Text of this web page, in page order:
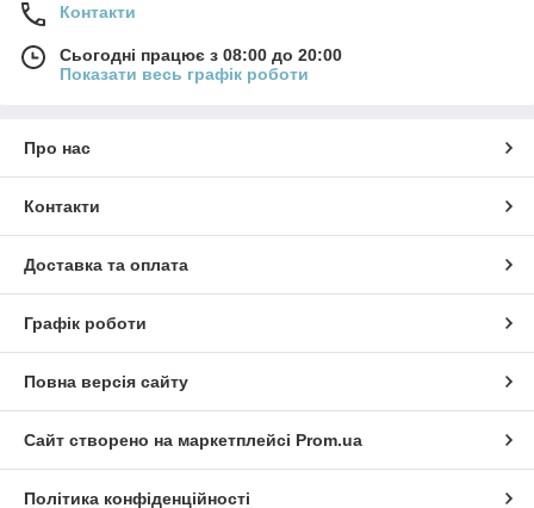
Контакти
Сьогодні працює з 08:00 до 20:00
Показати весь графік роботи
Про нас
Контакти
Доставка та оплата
Графік роботи
Повна версія сайту
Сайт створено на маркетплейсі Prom.ua
Політика конфіденційності